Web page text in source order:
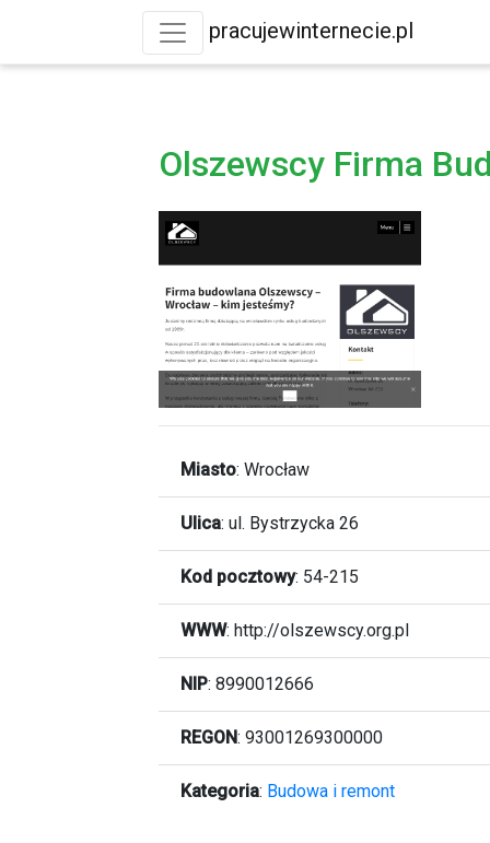
pracujewinternecie.pl
Olszewscy Firma
Miasto: Wrocław
Ulica: ul. Bystrzycka 26
Kod pocztowy: 54-215
WWW: http://olszewscy.org.pl
NIP: 8990012666
REGON: 93001269300000
Kategoria: Budowa i remont